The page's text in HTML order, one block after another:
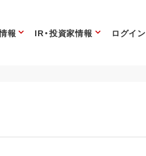
報 IR・投資家情報 ログイン